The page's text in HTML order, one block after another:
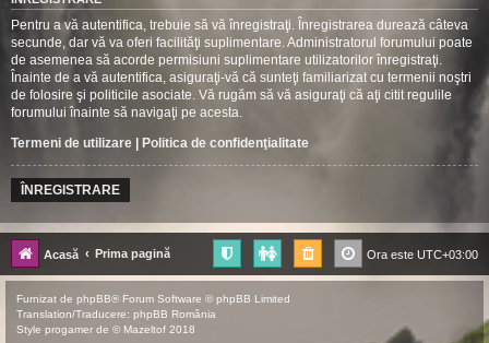
Pentru a vă autentifica, trebuie să vă înregistraţi. Înregistrarea durează câteva
secunde, dar vă va oferi facilităţi suplimentare. Administratorul forumului poate
de asemenea să acorde permisiuni suplimentare utilizatorilor înregistraţi.
Înainte de a vă autentifica, asiguraţi-vă că sunteţi familiarizat cu termenii noştri
de folosire şi politicile asociate. Vă rugăm să vă asiguraţi că aţi citit regulile
forumului înainte să navigaţi pe acesta.
Termeni de utilizare | Politica de confidenţialitate
ÎNREGISTRARE
Acasă Prima pagină Ora este UTC+03:00
Furnizat de phpBB® Forum Software © phpBB Limited
Translation/Traducere: phpBB România
Style progamer de © Mazeltof 2018